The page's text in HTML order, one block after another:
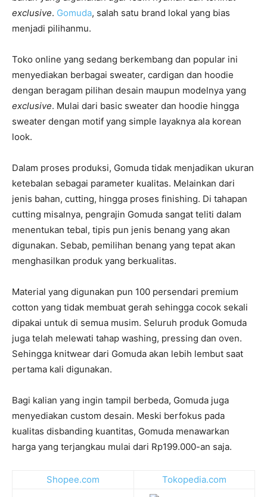
exclusive. Gomuda, salah satu brand lokal yang bias
menjadi pilihanmu.
Toko online yang sedang berkembang dan popular ini
menyediakan berbagai sweater, cardigan dan hoodie
dengan beragam pilihan desain maupun modelnya yang
exclusive. Mulai dari basic sweater dan hoodie hingga
sweater dengan motif yang simple layaknya ala korean
look.
Dalam proses produksi, Gomuda tidak menjadikan ukuran
ketebalan sebagai parameter kualitas. Melainkan dari
jenis bahan, cutting, hingga proses finishing. Di tahapan
cutting misalnya, pengrajin Gomuda sangat teliti dalam
menentukan tebal, tipis pun jenis benang yang akan
digunakan. Sebab, pemilihan benang yang tepat akan
menghasilkan produk yang berkualitas.
Material yang digunakan pun 100 persendari premium
cotton yang tidak membuat gerah sehingga cocok sekali
dipakai untuk di semua musim. Seluruh produk Gomuda
juga telah melewati tahap washing, pressing dan oven.
Sehingga knitwear dari Gomuda akan lebih lembut saat
pertama kali digunakan.
Bagi kalian yang ingin tampil berbeda, Gomuda juga
menyediakan custom desain. Meski berfokus pada
kualitas disbanding kuantitas, Gomuda menawarkan
harga yang terjangkau mulai dari Rp199.000-an saja.
Shopee.com Tokopedia.com